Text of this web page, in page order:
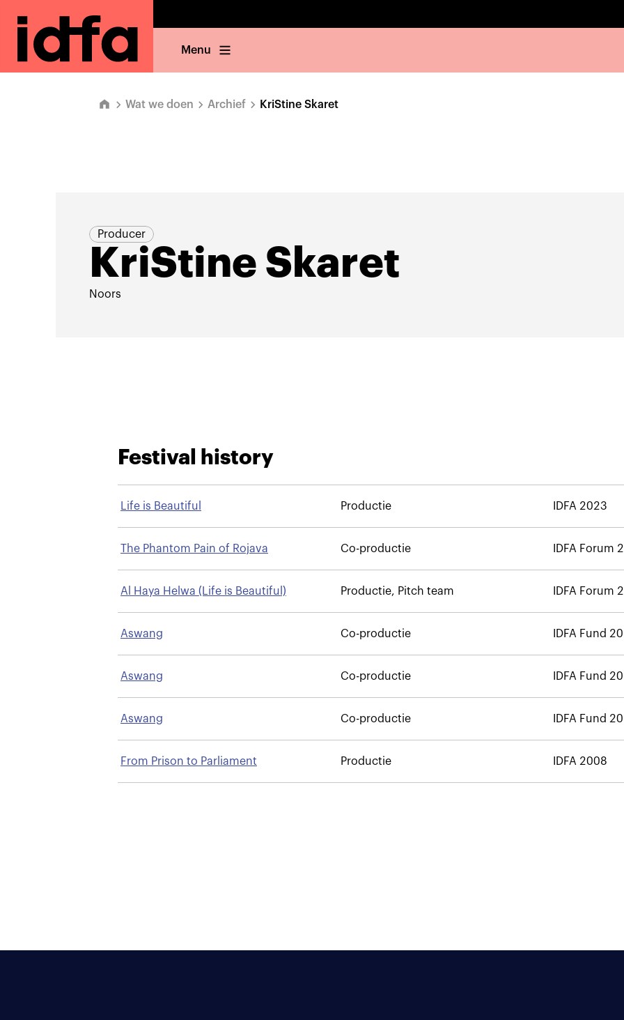
Menu
Wat we doen Archief KriStine Skaret
Producer
KriStine Skaret
Noors
Festival history
Life is Beautiful Productie IDFA 2023
The Phantom Pain of Rojava Co-productie IDFA Forum
Al Haya Helwa (Life is Beautiful) Productie, Pitch team IDFA Forum
Aswang Co-productie IDFA Fund
Aswang Co-productie IDFA Fund
Aswang Co-productie IDFA Fund
From Prison to Parliament Productie IDFA 2008